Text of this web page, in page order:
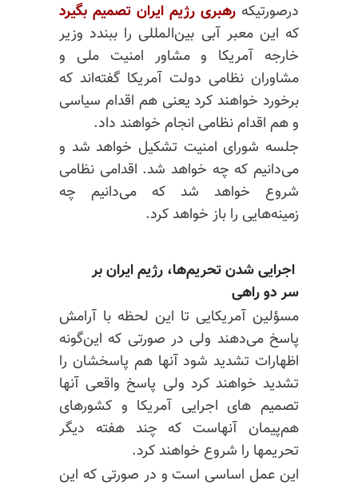
درصورتیکه رهبری رژیم ایران تصمیم بگیرد
که این معبر آبی بین‌المللی را ببندد وزیر
خارجه آمریکا و مشاور امنیت ملی و
مشاوران نظامی دولت آمریکا گفته‌اند که
برخورد خواهند کرد یعنی هم اقدام سیاسی
و هم اقدام نظامی انجام خواهند داد.
جلسه شورای امنیت تشکیل خواهد شد و
می‌دانیم که چه خواهد شد. اقدامی نظامی
شروع خواهد شد که می‌دانیم چه
زمینه‌هایی را باز خواهد کرد.
اجرایی شدن تحریم‌ها، رژیم ایران بر
سر دو راهی
مسؤلین آمریکایی تا این لحظه با آرامش
پاسخ می‌دهند ولی در صورتی که این‌گونه
اظهارات تشدید شود آنها هم پاسخشان را
تشدید خواهند کرد ولی پاسخ واقعی آنها
تصمیم های اجرایی آمریکا و کشورهای
هم‌پیمان آنهاست که چند هفته دیگر
تحریمها را شروع خواهند کرد.
این عمل اساسی است و در صورتی که این